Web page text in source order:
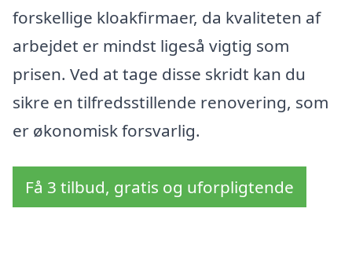
forskellige kloakfirmaer, da kvaliteten af
arbejdet er mindst ligeså vigtig som
prisen. Ved at tage disse skridt kan du
sikre en tilfredsstillende renovering, som
er økonomisk forsvarlig.
Få 3 tilbud, gratis og uforpligtende